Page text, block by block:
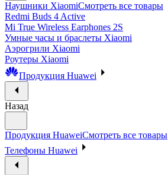
Наушники XiaomiСмотреть все товары
Redmi Buds 4 Active
Mi True Wireless Earphones 2S
Умные часы и браслеты Xiaomi
Аэрогрили Xiaomi
Роутеры Xiaomi
Продукция Huawei
Назад
Продукция HuaweiСмотреть все товары
Телефоны Huawei